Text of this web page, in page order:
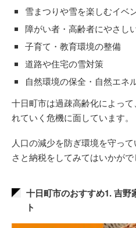
雪まつりや雪を楽しむイベ
障がい者・高齢者にやさし
子育て・教育環境の整備
道路や住宅の雪対策
自然環境の保全・自然エ
十日町市は過疎高齢化によっ
れていく危機に面しています。
人口の減少を防ぎ環境を守っ
さと納税をしてみてはいかがで
十日町市のおすすめ1. 吉野
ト